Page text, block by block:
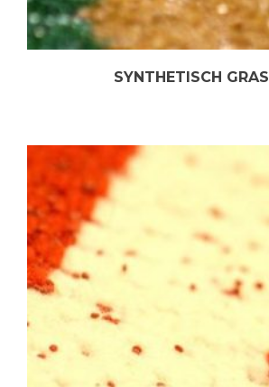
SYNTHETISCH GRAS